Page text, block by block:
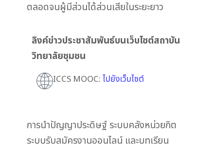
ตลอดจนผู้มีส่วนได้ส่วนเสียในระยะยาว
ลิงค์ข่าวประชาสัมพันธ์บนเว็บไซต์สถาบัน
วิทยาลัยชุมชน
ICCS MOOC:ไปยังเว็บไซต์
การนำปัญญาประดิษฐ์ ระบบคลังหน่วยกิต
ระบบรับสมัครงานออนไลน์ และบทเรียน